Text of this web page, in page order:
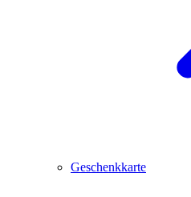
Geschenkkarte